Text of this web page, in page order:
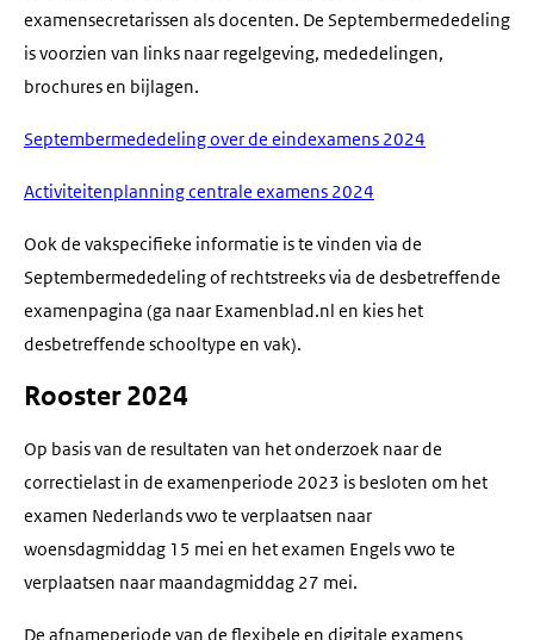
examensecretarissen als docenten. De Septembermededeling
is voorzien van links naar regelgeving, mededelingen,
brochures en bijlagen.
Septembermededeling over de eindexamens 2024
Activiteitenplanning centrale examens 2024
Ook de vakspecifieke informatie is te vinden via de
Septembermededeling of rechtstreeks via de desbetreffende
examenpagina (ga naar Examenblad.nl en kies het
desbetreffende schooltype en vak).
Rooster 2024
Op basis van de resultaten van het onderzoek naar de
correctielast in de examenperiode 2023 is besloten om het
examen Nederlands vwo te verplaatsen naar
woensdagmiddag 15 mei en het examen Engels vwo te
verplaatsen naar maandagmiddag 27 mei.
De afnameperiode van de flexibele en digitale examens